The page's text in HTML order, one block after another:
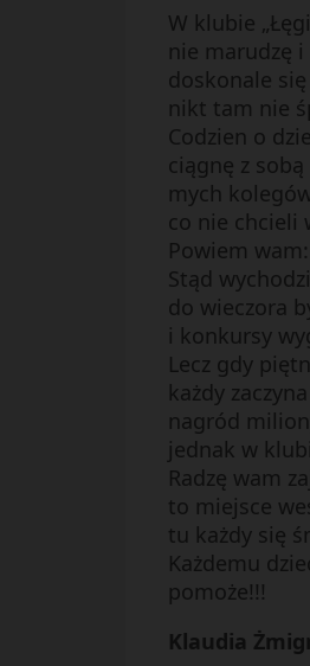
W klubie
nie marudzę i
doskonale
nikt tam nie
Codzien o
ciągnę z sobą
mych
co nie chcieli
Powiem
Stąd
do wieczora
i konkursy
Lecz gdy
każdy
nagród
jednak w
Radzę wam
to miejsce
tu każdy się
Każdemu
pomoże!!!
Klaudia